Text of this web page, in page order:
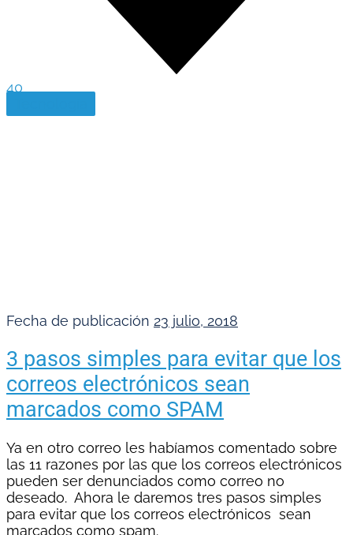
40
Fecha de publicación 23 julio, 2018
3 pasos simples para evitar que los
correos electrónicos sean
marcados como SPAM
Ya en otro correo les habíamos comentado sobre
las 11 razones por las que los correos electrónicos
pueden ser denunciados como correo no
deseado. Ahora le daremos tres pasos simples
para evitar que los correos electrónicos sean
marcados como spam.